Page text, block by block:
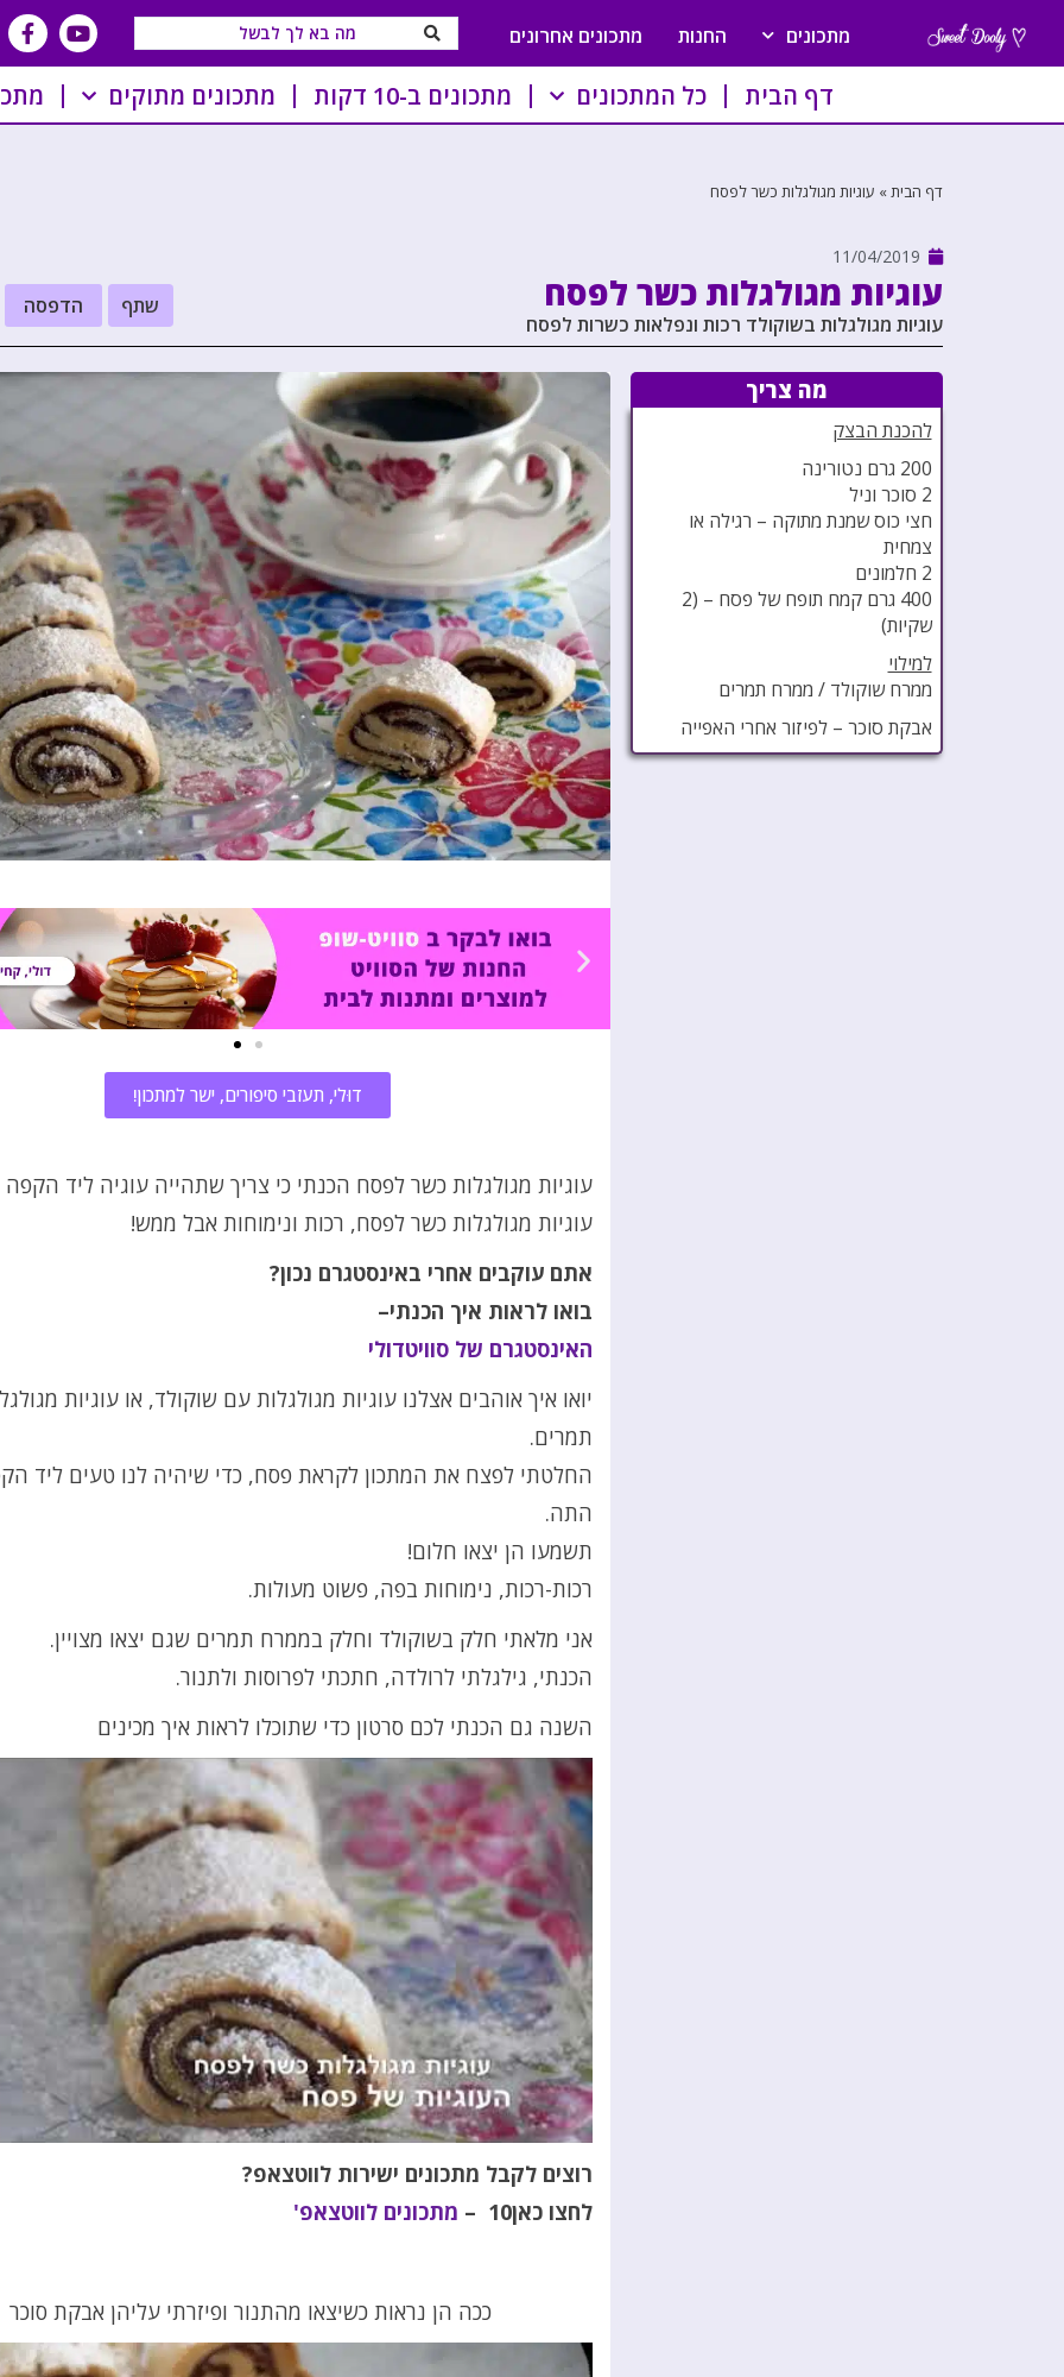
מתכונים החנות מתכונים אחרונים
דף הבית כל המתכונים מתכונים ב-10 דקות מתכונים מתוקים
דף הבית» עוגיות מגולגלות כשר לפסח
11/04/2019
עוגיות מגולגלות כשר לפסח
עוגיות מגולגלות בשוקולד רכות ונפלאות כשרות לפסח
שתף הדפסה
מה צריך
להכנת הבצק
200 גרם נטורינה
2 סוכר וניל
חצי כוס שמנת מתוקה – רגילה או
צמחית
2 חלמונים
400 גרם קמח תופח של פסח – (2
שקיות)
למילוי
ממרח שוקולד / ממרח תמרים
אבקת סוכר – לפיזור אחרי האפייה
דוּלי, תעזבי סיפורים, ישר למתכון!
עוגיות מגולגלות כשר לפסח הכנתי כי צריך שתהייה עוגיה ליד
עוגיות מגולגלות כשר לפסח, רכות ונימוחות אבל ממש!
אתם עוקבים אחרי באינסטגרם נכון?
בואו לראות איך הכנתי–
האינסטגרם של סוויטדולי
יואו איך אוהבים אצלנו עוגיות מגולגלות עם שוקולד, או עוגיות
תמרים.
החלטתי לפצח את המתכון לקראת פסח, כדי שיהיה לנו טעים ליד
התה.
תשמעו הן יצאו חלום!
רכות-רכות, נימוחות בפה, פשוט מעולות.
אני מלאתי חלק בשוקולד וחלק בממרח תמרים שגם יצאו מצויין.
הכנתי, גילגלתי לרולדה, חתכתי לפרוסות ולתנור.
השנה גם הכנתי לכם סרטון כדי שתוכלו לראות איך מכינים
רוצים לקבל מתכונים ישירות לווטצאפ?
לחצו כאן10 –
מתכונים לווטצאפ'
ככה הן נראות כשיצאו מהתנור ופיזרתי עליהן אבקת סוכר